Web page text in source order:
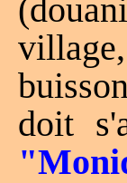
doit